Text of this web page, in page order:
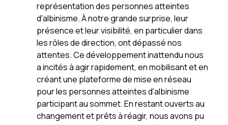
représentation des personnes atteintes
d'albinisme. À notre grande surprise, leur
présence et leur visibilité, en particulier dans
les rôles de direction, ont dépassé nos
attentes. Ce développement inattendu nous
a incités à agir rapidement, en mobilisant et en
créant une plateforme de mise en réseau
pour les personnes atteintes d'albinisme
participant au sommet. En restant ouverts au
changement et prêts à réagir, nous avons pu